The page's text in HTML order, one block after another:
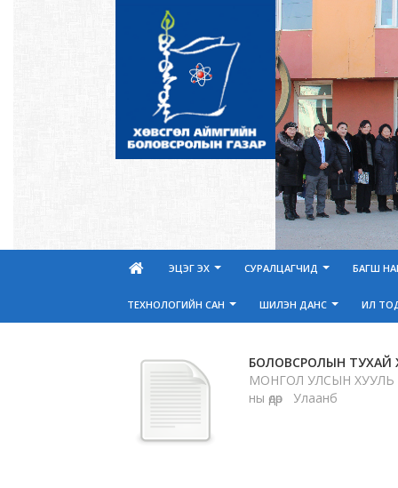
ЭЦЭГ ЭХ СУРАЛЦАГЧИД БАГШ
ТЕХНОЛОГИЙН САН ШИЛЭН ДАНС ИЛ
БОЛОВСРОЛЫН ТУХАЙ
МОНГОЛ УЛСЫН ХУУЛЬ
ны өдөр Улаанб